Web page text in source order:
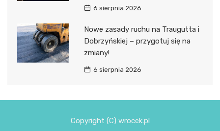
6 sierpnia 2026
Nowe zasady ruchu na Traugutta i
Dobrzyńskiej – przygotuj się na
zmiany!
6 sierpnia 2026
Copyright (C) wrocek.pl